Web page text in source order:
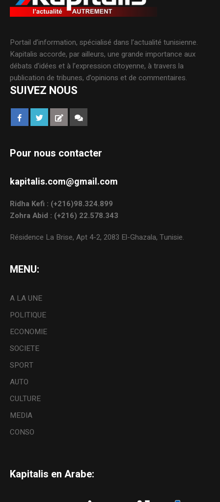
Portail d’information, spécialisé dans l’actualité tunisienne.
Kapitalis accorde, par ailleurs, une grande importance aux
débats d’idées et à l’expression citoyenne, à travers la
publication de tribunes, d’opinions et de commentaires.
SUIVEZ NOUS
Pour nous contacter
kapitalis.com@gmail.com
Ridha Kefi : (+216)98.324.899
Zohra Abid : (+216) 22.578.343
Résidence La Brise, Apt 4-2, 2083 El-Ghazala, Tunisie.
MENU:
A LA UNE
POLITIQUE
ECONOMIE
SOCIETE
SPORT
AUTO
CULTURE
MEDIA
CONSO
Kapitalis en Arabe: